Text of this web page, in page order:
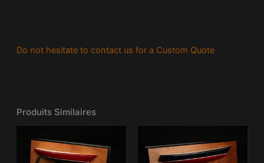
Do not hesitate to contact us for a Custom Quote
Produits Similaires